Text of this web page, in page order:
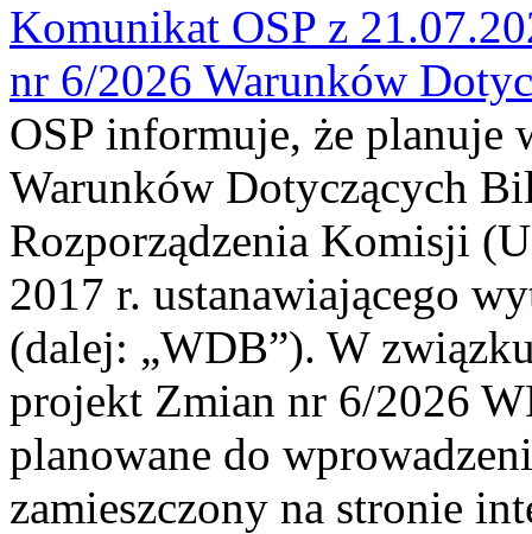
Komunikat OSP z
nr 6/2026 Warunków
OSP informuje, że planuje
Warunków Dotyczących
Rozporządzenia Komisji
2017 r. ustanawiającego
(dalej: „WDB”). W
projekt Zmian nr 6/2026
planowane do
zamieszczony na stronie